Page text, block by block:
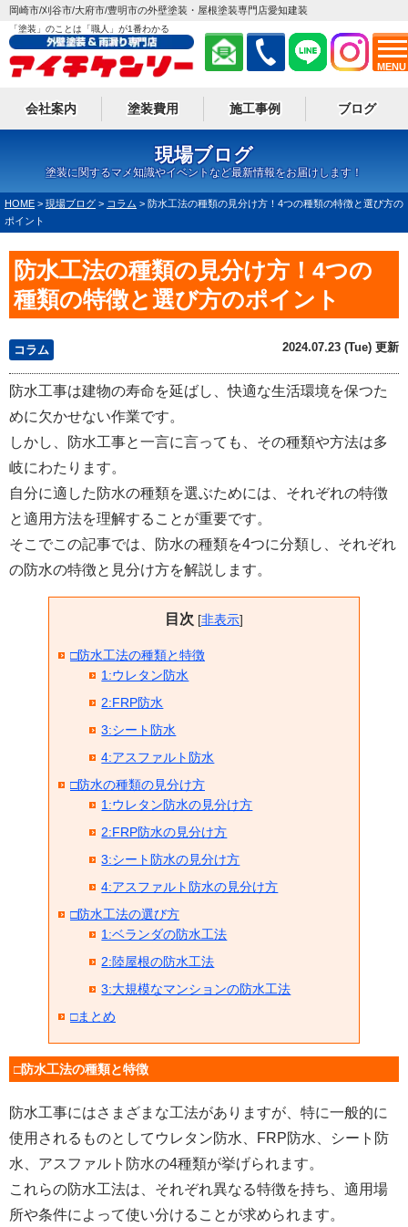
MENU
岡崎市/刈谷市/大府市/豊明市の外壁塗装・屋根塗装専門店愛知建装
「塗装」のことは「職人」が1番わかる
会社案内 塗装費用 施工事例 ブログ
現場ブログ
塗装に関するマメ知識やイベントなど最新情報をお届けします！
HOME > 現場ブログ > コラム > 防水工法の種類の見分け方！4つの種類の特徴と選び方の
ポイント
防水工法の種類の見分け方！4つの
種類の特徴と選び方のポイント
コラム 2024.07.23 (Tue) 更新
防水工事は建物の寿命を延ばし、快適な生活環境を保つた
めに欠かせない作業です。
しかし、防水工事と一言に言っても、その種類や方法は多
岐にわたります。
自分に適した防水の種類を選ぶためには、それぞれの特徴
と適用方法を理解することが重要です。
そこでこの記事では、防水の種類を4つに分類し、それぞれ
の防水の特徴と見分け方を解説します。
目次 [非表示]
□防水工法の種類と特徴
1:ウレタン防水
2:FRP防水
3:シート防水
4:アスファルト防水
□防水の種類の見分け方
1:ウレタン防水の見分け方
2:FRP防水の見分け方
3:シート防水の見分け方
4:アスファルト防水の見分け方
□防水工法の選び方
1:ベランダの防水工法
2:陸屋根の防水工法
3:大規模なマンションの防水工法
□まとめ
□防水工法の種類と特徴
防水工事にはさまざまな工法がありますが、特に一般的に
使用されるものとしてウレタン防水、FRP防水、シート防
水、アスファルト防水の4種類が挙げられます。
これらの防水工法は、それぞれ異なる特徴を持ち、適用場
所や条件によって使い分けることが求められます。